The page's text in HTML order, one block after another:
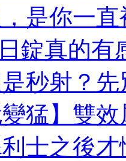
是你一
錠真的有
秒射？
變猛】雙
士之後